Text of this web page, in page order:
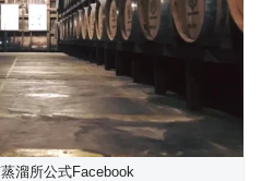
溜所公式Facebook